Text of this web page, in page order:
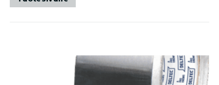
muunnelma.
valinnat
tuotteen